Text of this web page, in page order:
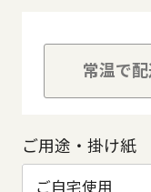
常温で
ご用途・掛け紙